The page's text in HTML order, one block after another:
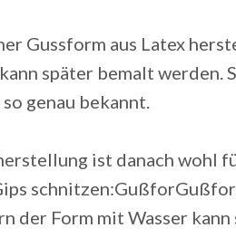
Gussform aus Latex
später bemalt werden.
genau bekannt.
ist danach wohl
der Form mit Wasser